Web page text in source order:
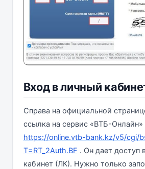
Вход в личный
Справа на официальной
ссылка на сервис «ВТБ-
https://online.vtb-bank.kz/v5/cgi/
T=RT_2Auth.BF . Он дает доступ
кабинет (ЛК). Нужно только